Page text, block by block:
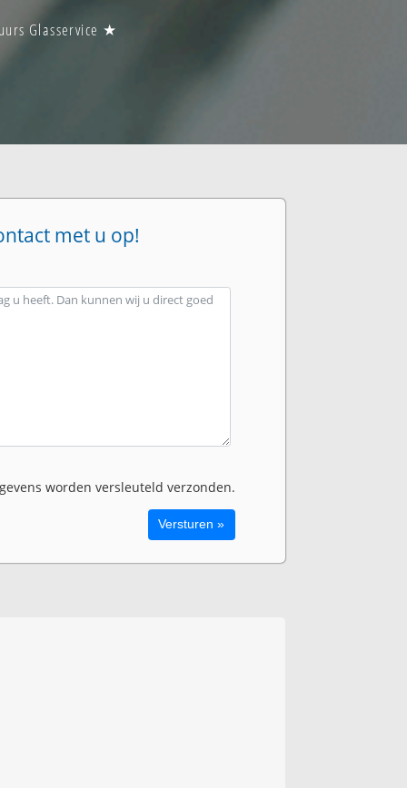
Glasservice ★
met u op!
worden versleuteld verzonden.